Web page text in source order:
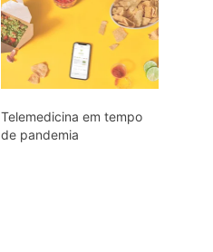
Telemedicina em tempo
de pandemia